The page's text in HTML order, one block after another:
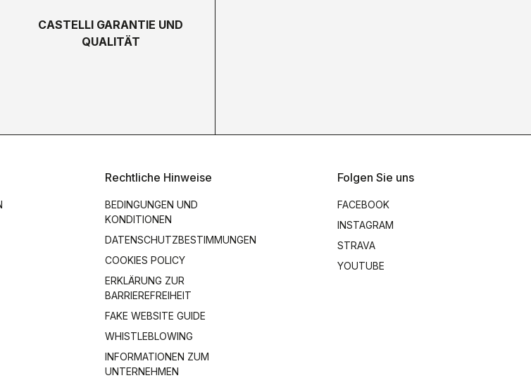
CASTELLI GARANTIE UND
QUALITÄT
Rechtliche Hinweise
BEDINGUNGEN UND
KONDITIONEN
DATENSCHUTZBESTIMMUNGEN
COOKIES POLICY
ERKLÄRUNG ZUR
BARRIEREFREIHEIT
FAKE WEBSITE GUIDE
WHISTLEBLOWING
INFORMATIONEN ZUM
UNTERNEHMEN
Folgen Sie uns
FACEBOOK
INSTAGRAM
STRAVA
YOUTUBE